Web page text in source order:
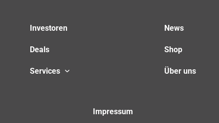
Investoren
Deals
Services
News
Shop
Über uns
Impressum